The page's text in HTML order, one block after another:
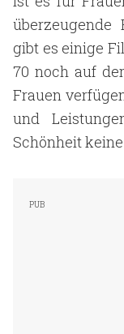
überzeugende
gibt es einige
70 noch auf
Frauen
und
Schönheit